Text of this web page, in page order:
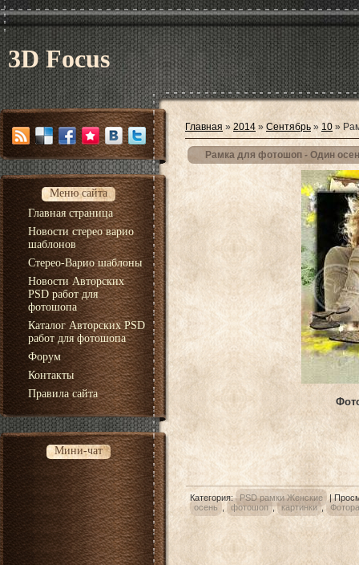
3D Focus
Меню сайта
Главная страница
Новости стерео варио
шаблонов
Стерео-Варио шаблоны
Новости Авторских
PSD работ для
фотошопа
Каталог Авторских PSD
работ для фотошопа
Форум
Контакты
Правила сайта
Мини-чат
Главная » 2014 » Сентябрь » 10 »
Рамка для фотошоп - Один
Категория: PSD рамки Женские |
осень
фотошоп , картинки ,